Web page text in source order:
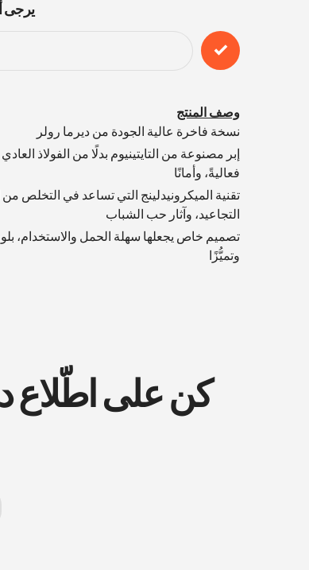
يرجى
وصف المنتج
نسخة فاخرة عالية الجودة من ديرما رولر
إبر مصنوعة من التايتينيوم بدلًا من الفولاذ
فعاليةً، وأمانًا
تقنية الميكرونيدلينج التي تساعد في التخلص من
التجاعيد، وآثار حب الشباب
تصميم خاص يجعلها سهلة الحمل والاستخدام،
وتميُّزًا
كن على اطّلاع